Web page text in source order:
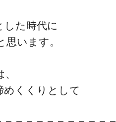
した時代に
います。
めくくりとして